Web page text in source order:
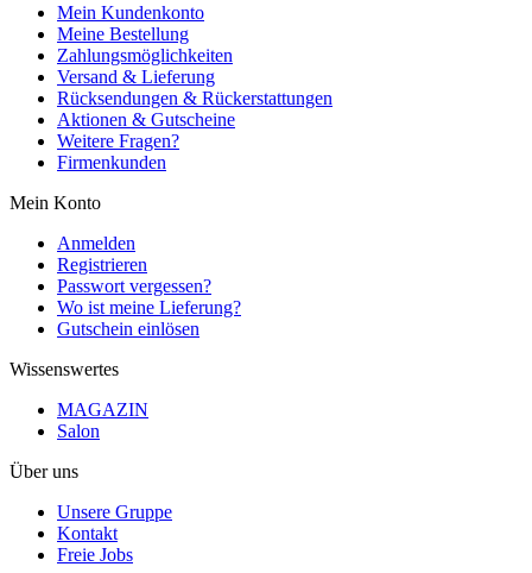
Mein Kundenkonto
Meine Bestellung
Zahlungsmöglichkeiten
Versand & Lieferung
Rücksendungen & Rückerstattungen
Aktionen & Gutscheine
Weitere Fragen?
Firmenkunden
Mein Konto
Anmelden
Registrieren
Passwort vergessen?
Wo ist meine Lieferung?
Gutschein einlösen
Wissenswertes
MAGAZIN
Salon
Über uns
Unsere Gruppe
Kontakt
Freie Jobs